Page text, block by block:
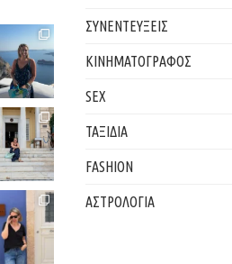
ΣΥΝΕΝΤΕΥΞΕΙΣ
ΚΙΝΗΜΑΤΟΓΡΑΦΟΣ
SEX
ΤΑΞΙΔΙΑ
FASHION
ΑΣΤΡΟΛΟΓΙΑ